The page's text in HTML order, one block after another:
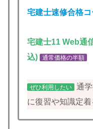
宅建士速修合格コ
宅建士11 Web通
込)
通常価格の半額
ぜひ利用したい
通
に復習や知識定着